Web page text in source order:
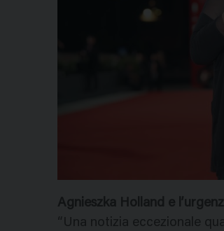
Agnieszka Holland e
“Una notizia eccezionale